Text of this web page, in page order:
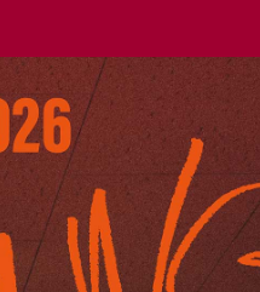
PHOTO
MOVIE
LIVE STREAM